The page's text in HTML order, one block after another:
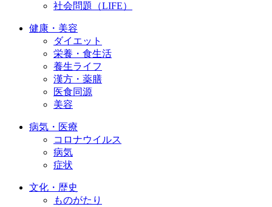
社会問題（LIFE）
健康・美容
ダイエット
栄養・食生活
養生ライフ
漢方・薬膳
医食同源
美容
病気・医療
コロナウイルス
病気
症状
文化・歴史
ものがたり